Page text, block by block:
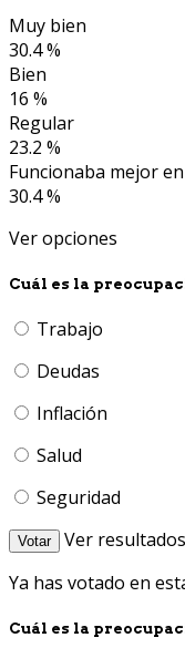
Muy bien
30.4 %
Bien
16 %
Regular
23.2 %
Funcionaba mejor
30.4 %
Ver opciones
Cuál es la
Trabajo
Deudas
Inflación
Salud
Seguridad
Votar
Ver resultados
Ya has votado en
Cuál es la